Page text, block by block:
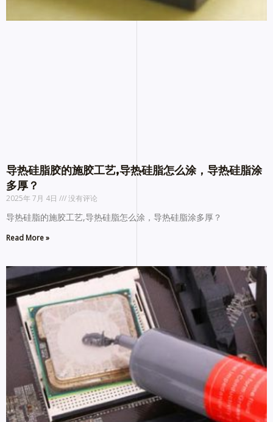
导热硅脂胶的施胶工艺,导热硅脂怎么涂，导热硅脂涂
多厚？
2025年 7月 4日 没有评论
导热硅脂的施胶工艺,导热硅脂怎么涂，导热硅脂涂多厚？
Read More »